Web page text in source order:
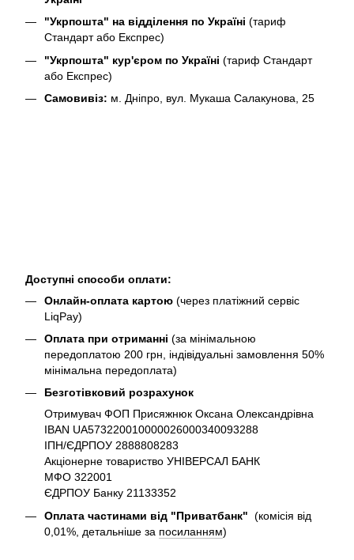
"Укрпошта" на відділення по Україні (тариф
Стандарт або Експрес)
"Укрпошта" кур'єром по Україні (тариф Стандарт
або Експрес)
Самовивіз: м. Дніпро, вул. Мукаша Салакунова, 25
Доступні способи оплати:
Онлайн-оплата картою (через платіжний сервіс
LiqPay)
Оплата при отриманні (за мінімальною
передоплатою 200 грн, індівідуальні замовлення 50%
мінімальна передоплата)
Безготівковий розрахунок
Отримувач ФОП Присяжнюк Оксана Олександрівна
IBAN UA573220010000026000340093288
ІПН/ЄДРПОУ 2888808283
Акціонерне товариство УНІВЕРСАЛ БАНК
МФО 322001
ЄДРПОУ Банку 21133352
Оплата частинами від "Приватбанк" (комісія від
0,01%, детальніше за посиланням)